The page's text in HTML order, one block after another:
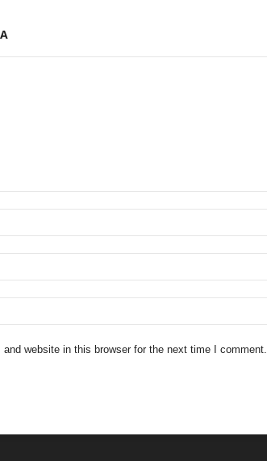
website in this browser for the next time I comment.